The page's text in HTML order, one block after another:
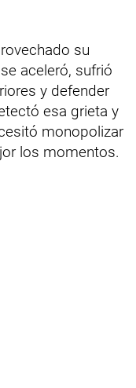
su
aceleró, sufrió
y defender
esa grieta y
monopolizar
los momentos.